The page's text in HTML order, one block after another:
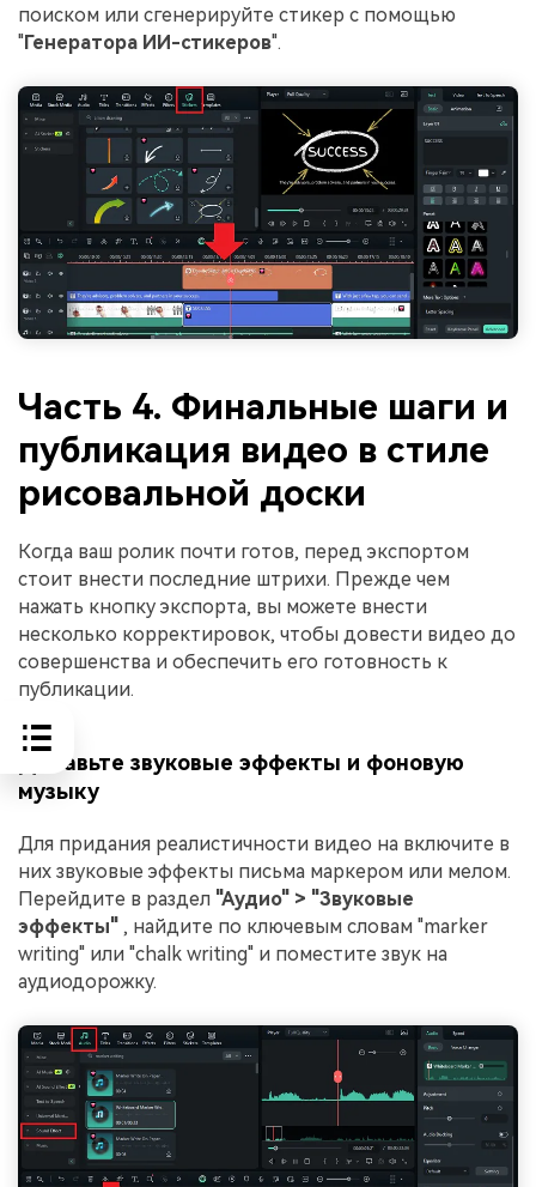
поиском или сгенерируйте стикер с помощью
"Генератора ИИ-стикеров".
Часть 4. Финальные шаги и
публикация видео в стиле
рисовальной доски
Когда ваш ролик почти готов, перед экспортом
стоит внести последние штрихи. Прежде чем
нажать кнопку экспорта, вы можете внести
несколько корректировок, чтобы довести видео до
совершенства и обеспечить его готовность к
публикации.
Добавьте звуковые эффекты и фоновую
музыку
Для придания реалистичности видео на включите в
них звуковые эффекты письма маркером или мелом.
Перейдите в раздел "Аудио" > "Звуковые
эффекты" , найдите по ключевым словам "marker
writing" или "chalk writing" и поместите звук на
аудиодорожку.